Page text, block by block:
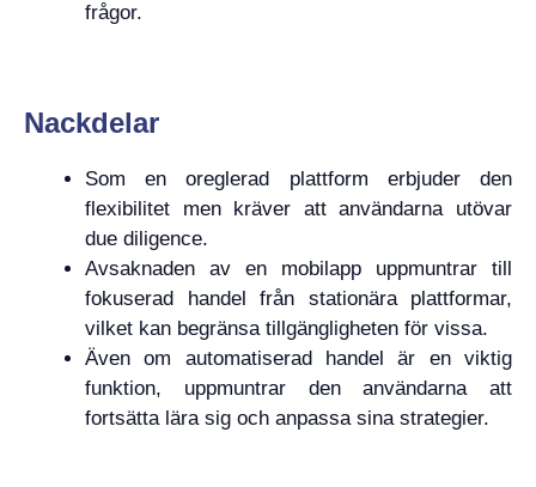
frågor.
Nackdelar
Som en oreglerad plattform erbjuder den
flexibilitet men kräver att användarna utövar
due diligence.
Avsaknaden av en mobilapp uppmuntrar till
fokuserad handel från stationära plattformar,
vilket kan begränsa tillgängligheten för vissa.
Även om automatiserad handel är en viktig
funktion, uppmuntrar den användarna att
fortsätta lära sig och anpassa sina strategier.